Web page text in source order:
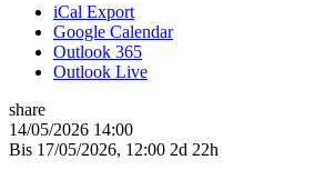
iCal Export
Google Calendar
Outlook 365
Outlook Live
share
14/05/2026 14:00
Bis 17/05/2026, 12:00 2d 22h